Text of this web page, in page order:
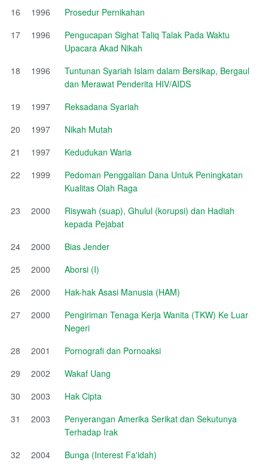
16
1996
Prosedur Pernikahan
17
1996
Pengucapan Sighat Taliq Talak Pada Waktu
Upacara Akad Nikah
18
1996
Tuntunan Syariah Islam dalam Bersikap, Bergaul
dan Merawat Penderita HIV/AIDS
19
1997
Reksadana Syariah
20
1997
Nikah Mutah
21
1997
Kedudukan Waria
22
1999
Pedoman Penggalian Dana Untuk Peningkatan
Kualitas Olah Raga
23
2000
Risywah (suap), Ghulul (korupsi) dan Hadiah
kepada Pejabat
24
2000
Bias Jender
25
2000
Aborsi (I)
26
2000
Hak-hak Asasi Manusia (HAM)
27
2000
Pengiriman Tenaga Kerja Wanita (TKW) Ke Luar
Negeri
28
2001
Pornografi dan Pornoaksi
29
2002
Wakaf Uang
30
2003
Hak Cipta
31
2003
Penyerangan Amerika Serikat dan Sekutunya
Terhadap Irak
32
2004
Bunga (Interest Fa'idah)